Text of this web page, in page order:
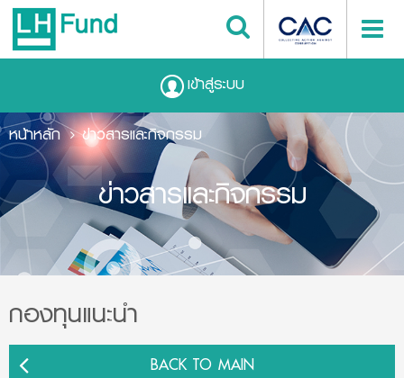
เข้าสู่ระบบ
ข่าวสารและกิจกรรม
หน้าหลัก ข่าวสารและกิจกรรม
กองทุนแนะนำ
BACK TO MAIN